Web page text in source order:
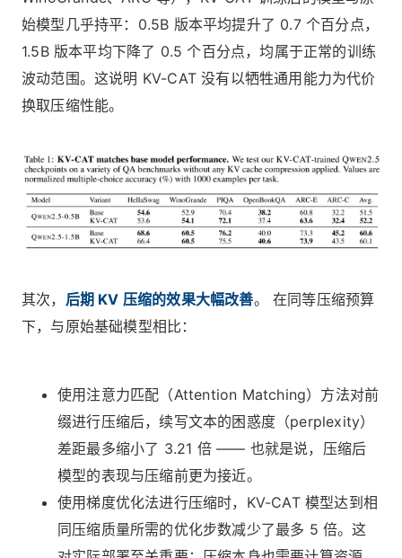
始模型几乎持平：0.5B 版本平均提升了 0.7 个百分点，
1.5B 版本平均下降了 0.5 个百分点，均属于正常的训练
波动范围。这说明 KV-CAT 没有以牺牲通用能力为代价
换取压缩性能。
其次， 后期 KV 压缩的效果大幅改善。 在同等压缩预算
下，与原始基础模型相比：
使用注意力匹配（Attention Matching）方法对前
缀进行压缩后，续写文本的困惑度（perplexity）
差距最多缩小了 3.21 倍 —— 也就是说，压缩后
模型的表现与压缩前更为接近。
使用梯度优化法进行压缩时，KV-CAT 模型达到相
同压缩质量所需的优化步数减少了最多 5 倍。这